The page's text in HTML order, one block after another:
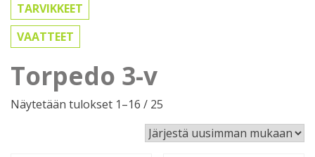
TARVIKKEET
VAATTEET
Torpedo 3-v
Näytetään tulokset 1–16 / 25
by
latest